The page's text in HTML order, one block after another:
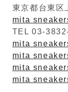
東京都台東区
mita
TEL 03-
mita
mita
mita
mita